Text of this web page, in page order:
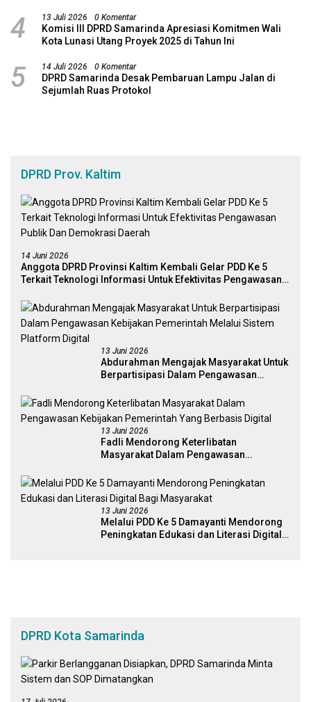
4 13 Juli 2026 0 Komentar
Komisi III DPRD Samarinda Apresiasi Komitmen Wali
Kota Lunasi Utang Proyek 2025 di Tahun Ini
5 14 Juli 2026 0 Komentar
DPRD Samarinda Desak Pembaruan Lampu Jalan di
Sejumlah Ruas Protokol
DPRD Prov. Kaltim
14 Juni 2026
Anggota DPRD Provinsi Kaltim Kembali Gelar PDD Ke 5
Terkait Teknologi Informasi Untuk Efektivitas Pengawasan
13 Juni 2026
Abdurahman Mengajak Masyarakat Untuk
Berpartisipasi Dalam Pengawasan
Platform Digital
13 Juni 2026
Fadli Mendorong Keterlibatan
Masyarakat Dalam Pengawasan
Digital
13 Juni 2026
Melalui PDD Ke 5 Damayanti Mendorong
Peningkatan Edukasi dan Literasi Digital
DPRD Kota Samarinda